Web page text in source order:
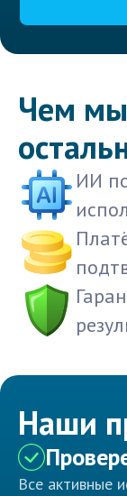
Чем
ИИ
Наши
Все активные